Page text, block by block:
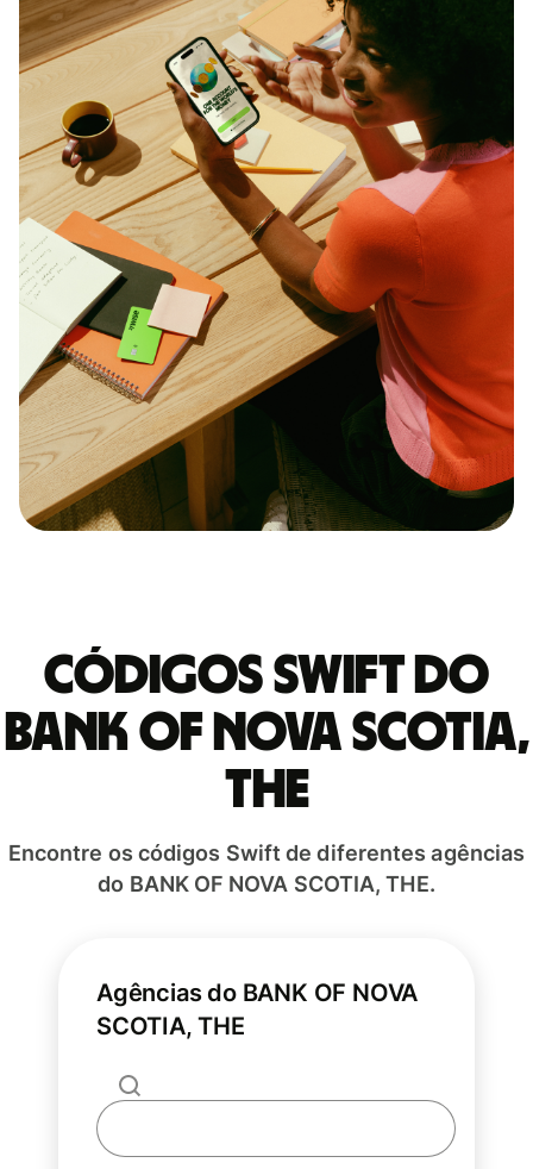
Códigos Swift do
BANK OF NOVA SCOTIA,
THE
Encontre os códigos Swift de diferentes agências
do BANK OF NOVA SCOTIA, THE.
Agências do BANK OF NOVA
SCOTIA, THE